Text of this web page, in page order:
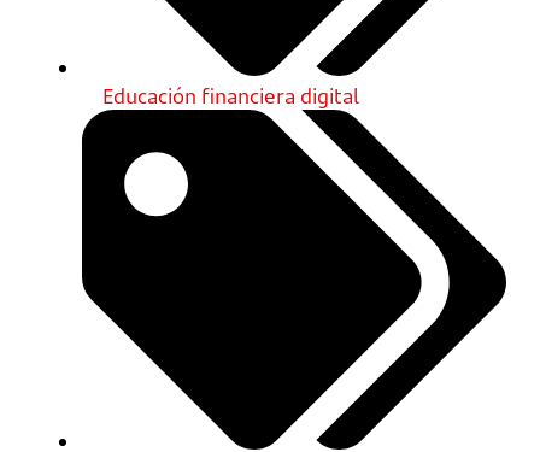
Educación financiera digital